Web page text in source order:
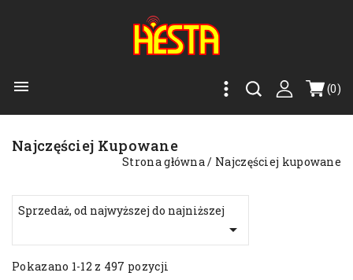
 (0)
Najczęściej Kupowane
Strona główna Najczęściej kupowane
Sprzedaż, od najwyższej do najniższej

Pokazano 1-12 z 497 pozycji